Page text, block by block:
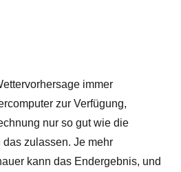
immer
zur Verfügung,
nur so gut wie die
zulassen. Je mehr
kann das Endergebnis, und